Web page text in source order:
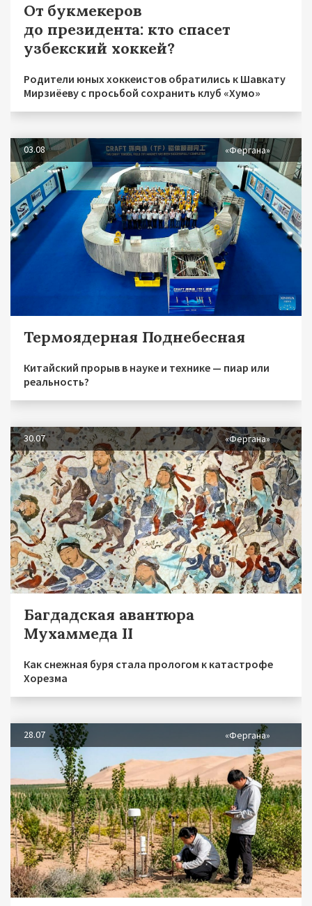
От букмекеров
до президента: кто спасет
узбекский хоккей?
Родители юных хоккеистов обратились к Шавкату
Мирзиёеву с просьбой сохранить клуб «Хумо»
03.08 «Фергана»
Термоядерная Поднебесная
Китайский прорыв в науке и технике — пиар или
реальность?
30.07 «Фергана»
Багдадская авантюра
Мухаммеда II
Как снежная буря стала прологом к катастрофе
Хорезма
28.07 «Фергана»